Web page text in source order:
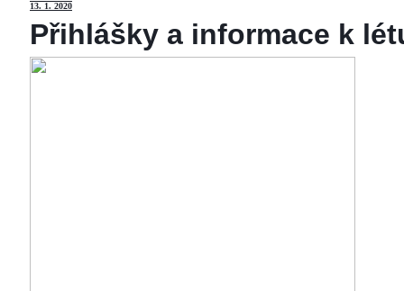
13. 1. 2020
Přihlášky a informace k